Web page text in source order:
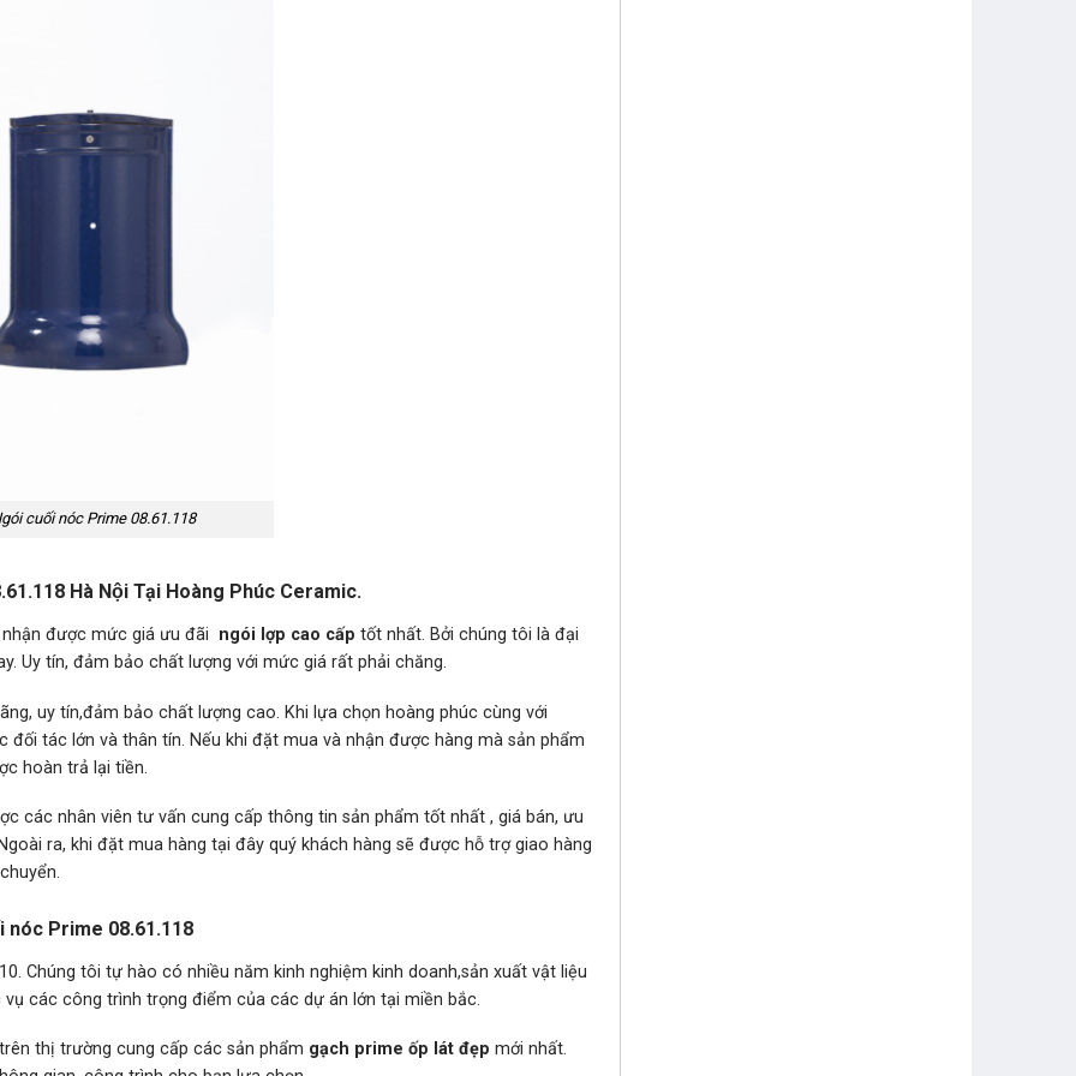
cuối nóc Prime 08.61.118
Hà Nội Tại Hoàng Phúc Ceramic.
được mức giá ưu đãi ngói lợp cao cấp tốt nhất. Bởi chúng tôi là đại
Uy tín, đảm bảo chất lượng với mức giá rất phải chăng.
uy tín,đảm bảo chất lượng cao. Khi lựa chọn hoàng phúc cùng với
tác lớn và thân tín. Nếu khi đặt mua và nhận được hàng mà sản phẩm
hoàn trả lại tiền.
các nhân viên tư vấn cung cấp thông tin sản phẩm tốt nhất , giá bán, ưu
ra, khi đặt mua hàng tại đây quý khách hàng sẽ được hỗ trợ giao hàng
nóc Prime 08.61.118
Chúng tôi tự hào có nhiều năm kinh nghiệm kinh doanh,sản xuất vật liệu
các công trình trọng điểm của các dự án lớn tại miền bắc.
thị trường cung cấp các sản phẩm gạch prime ốp lát đẹp mới nhất.